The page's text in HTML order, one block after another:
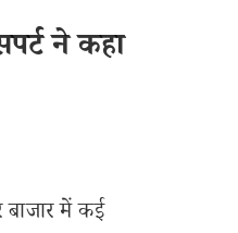
ने कहा
में कई